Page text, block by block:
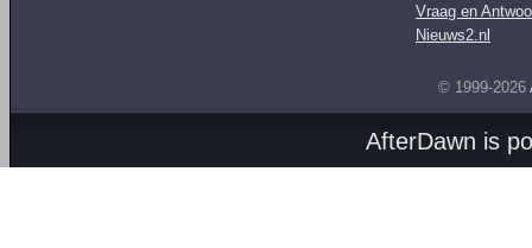
Vraag en
Nieuws2.nl
© 1999-2026
AfterDawn is